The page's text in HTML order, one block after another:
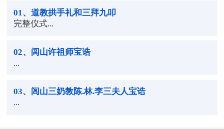
01 、道教拱手礼和三拜九叩
完整仪式...
02、闾山许祖师宝诰
...
03、闾山三奶教陈.林.李三夫人宝诰
...